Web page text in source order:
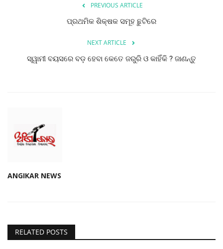
ଗଳ୍ପ ଓ କବିତା
English ଓଡିଆ
PREVIOUS ARTICLE
ପ୍ରଥମିକ ଶିକ୍ଷକ ସମୂହ ଛୁଟିରେ
NEXT ARTICLE
ସ୍ୱାମୀ ବୟସରେ ବଡ଼ ହେବା କେତେ ଜରୁରି ଓ କାହିଁକି ? ଜାଣନ୍ତୁ
ANGIKAR NEWS
RELATED POSTS